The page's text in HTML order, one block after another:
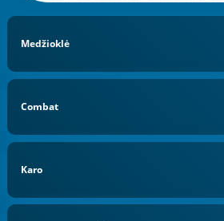
Medžioklė
Combat
Karo